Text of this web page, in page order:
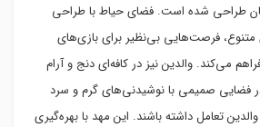
طراحی شده است. فضای حیاط با طراحی
متنوع، فرصت‌هایی بی‌نظیر برای بازی‌های
می‌کند. والدین نیز در کافه‌ای دنج و آرام
در فضایی صمیمی با نوشیدنی‌های گرم و سرد
تعامل داشته باشند. این مهد با بهره‌گیری